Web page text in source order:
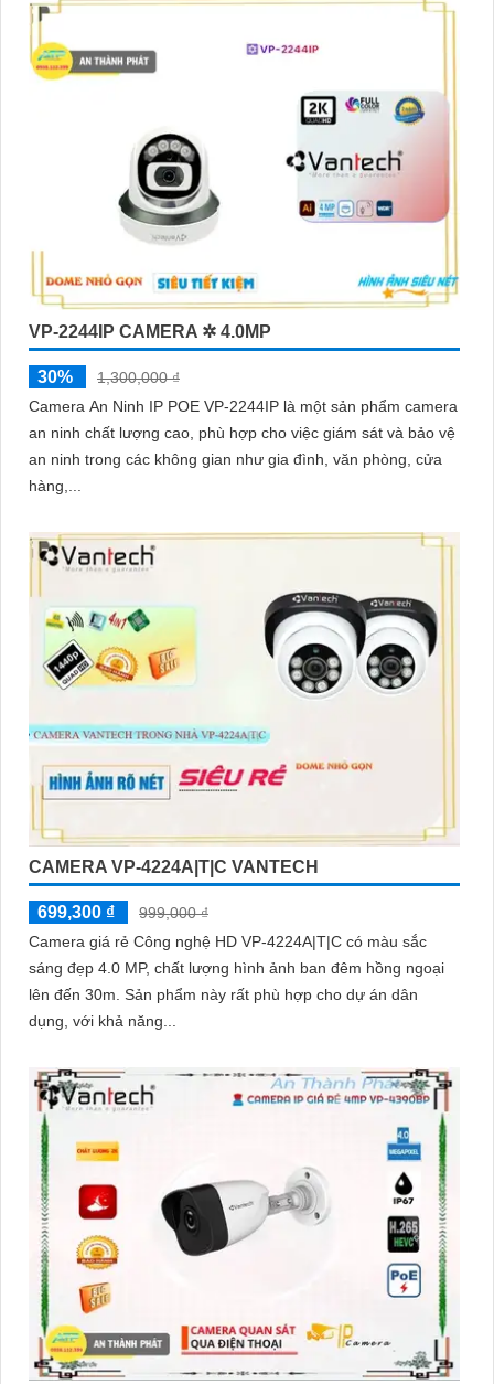
VP-2244IP CAMERA ✲ 4.0MP
30%
1,300,000 ₫
Camera An Ninh IP POE VP-2244IP là một sản phẩm camera
an ninh chất lượng cao, phù hợp cho việc giám sát và bảo vệ
an ninh trong các không gian như gia đình, văn phòng, cửa
hàng,...
CAMERA VP-4224A|T|C VANTECH
699,300 ₫
999,000 ₫
Camera giá rẻ Công nghệ HD VP-4224A|T|C có màu sắc
sáng đẹp 4.0 MP, chất lượng hình ảnh ban đêm hồng ngoại
lên đến 30m. Sản phẩm này rất phù hợp cho dự án dân
dụng, với khả năng...